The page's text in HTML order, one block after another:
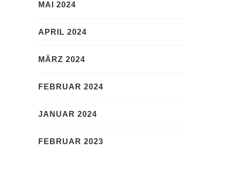
MAI 2024
APRIL 2024
MÄRZ 2024
FEBRUAR 2024
JANUAR 2024
FEBRUAR 2023